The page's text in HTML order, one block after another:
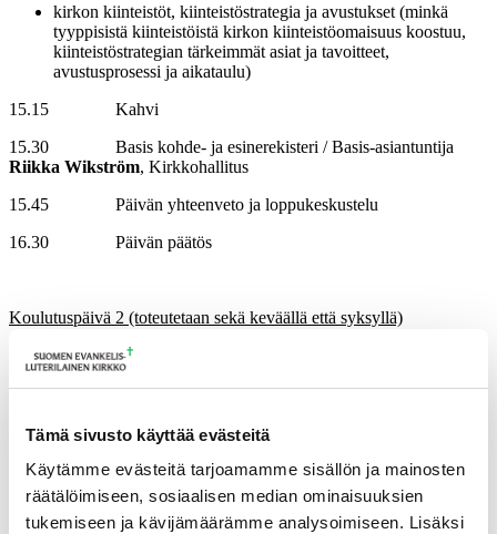
Tämä sivusto käyttää evästeitä
Käytämme evästeitä tarjoamamme sisällön ja mainosten
räätälöimiseen, sosiaalisen median ominaisuuksien
tukemiseen ja kävijämäärämme analysoimiseen. Lisäksi
kirkon kiinteistöt, kiinteistöstrategia ja avustukset (minkä
tyyppisistä kiinteistöistä kirkon kiinteistöomaisuus koostuu,
kiinteistöstrategian tärkeimmät asiat ja tavoitteet,
avustusprosessi ja aikataulu)
15.15 Kahvi
15.30 Basis kohde- ja esinerekisteri / Basis-asiantuntija
Riikka Wikström, Kirkkohallitus
15.45 Päivän yhteenveto ja loppukeskustelu
16.30 Päivän päätös
Koulutuspäivä 2 (toteutetaan sekä keväällä että syksyllä)
22.5. / 13.11.2025 Henkilöstö- ja yleishallinto sekä hautaustoimi
kirkossa
Klo 9.05 Kirkon työmarkkinalaitos /neuvottelupäällikkö
Westermarck
kirkon työmarkkinalaitoksen esittely
tärkeimmät henkilöstöhallinnon asiakirjat, sopimukset